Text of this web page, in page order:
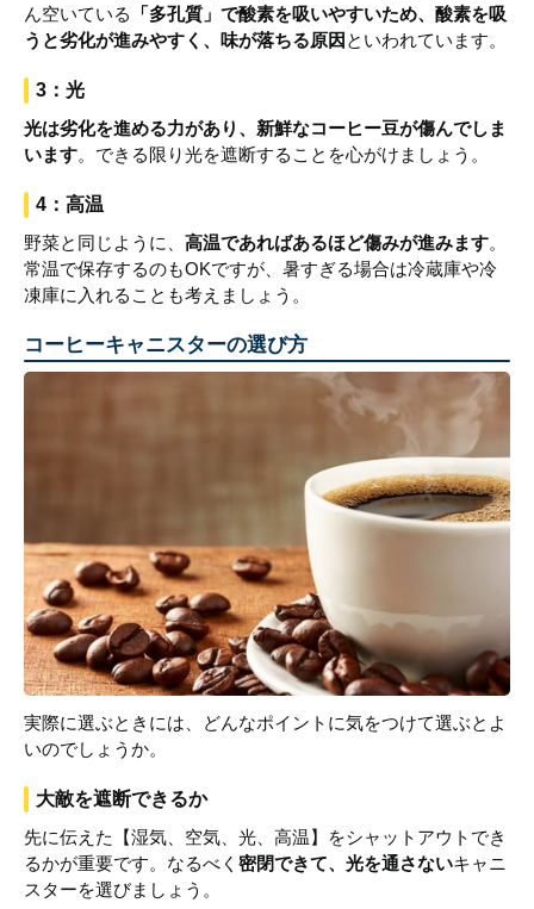
ん空いている
「多孔質」で酸素を吸いやすいため、酸素を吸
うと劣化が進みやすく、味が落ちる原因 といわれています。
3：光
光は劣化を進める力があり、新鮮なコーヒー豆が傷んでしま
います。できる限り光を遮断することを心がけましょう。
4：高温
野菜と同じように、 高温であればあるほど傷みが進みます。
常温で保存するのもOKですが、暑すぎる場合は冷蔵庫や冷
凍庫に入れることも考えましょう。
コーヒーキャニスターの選び方
実際に選ぶときには、どんなポイントに気をつけて選ぶとよ
いのでしょうか。
大敵を遮断できるか
先に伝えた【湿気、空気、光、高温】をシャットアウトでき
るかが重要です。なるべく 密閉できて、光を通さないキャニ
スターを選びましょう。